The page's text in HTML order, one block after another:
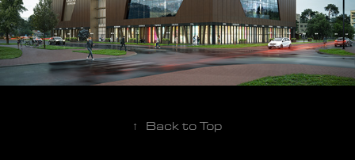
↑ Back to Top